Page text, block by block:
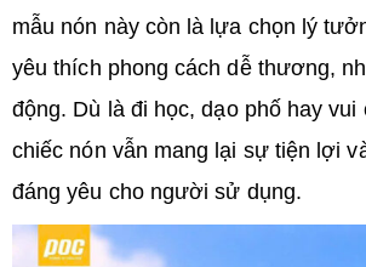
mẫu nón này còn là lựa chọn lý
yêu thích phong cách dễ thương,
động. Dù là đi học, dạo phố hay
chiếc nón vẫn mang lại sự tiện lợi
đáng yêu cho người sử dụng.